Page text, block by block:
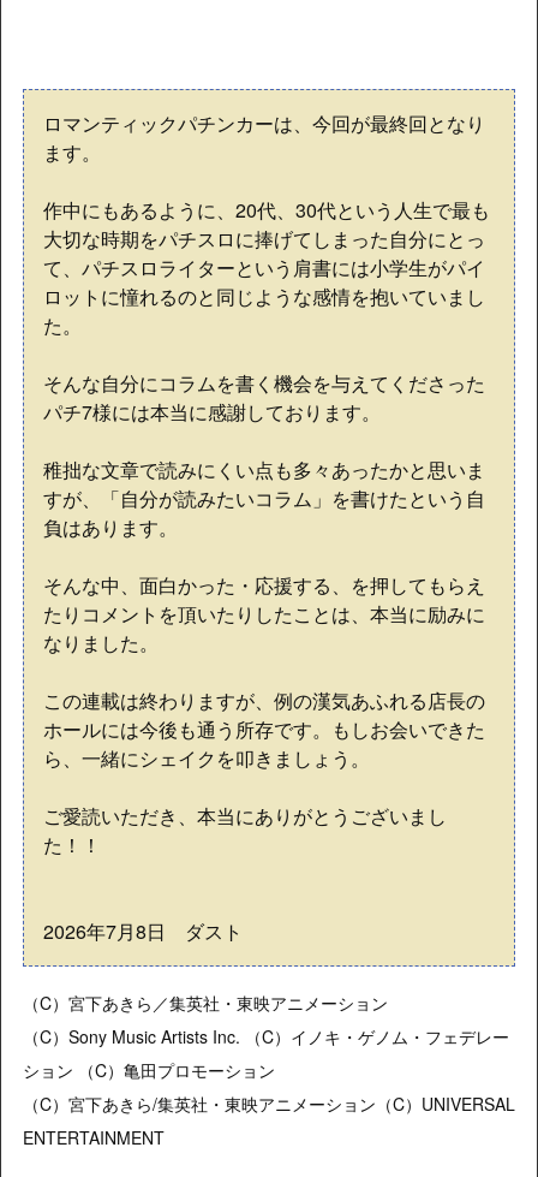
ロマンティックパチンカーは、今回が最終回となり
ます。
作中にもあるように、20代、30代という人生で最も
大切な時期をパチスロに捧げてしまった自分にとっ
て、パチスロライターという肩書には小学生がパイ
ロットに憧れるのと同じような感情を抱いていまし
た。
そんな自分にコラムを書く機会を与えてくださった
パチ7様には本当に感謝しております。
稚拙な文章で読みにくい点も多々あったかと思いま
すが、「自分が読みたいコラム」を書けたという自
負はあります。
そんな中、面白かった・応援する、を押してもらえ
たりコメントを頂いたりしたことは、本当に励みに
なりました。
この連載は終わりますが、例の漢気あふれる店長の
ホールには今後も通う所存です。もしお会いできた
ら、一緒にシェイクを叩きましょう。
ご愛読いただき、本当にありがとうございまし
た！！
2026年7月8日 ダスト
（C）宮下あきら／集英社・東映アニメーション
（C）Sony Music Artists Inc. （C）イノキ・ゲノム・フェデレー
ション （C）亀田プロモーション
（C）宮下あきら/集英社・東映アニメーション（C）UNIVERSAL
ENTERTAINMENT